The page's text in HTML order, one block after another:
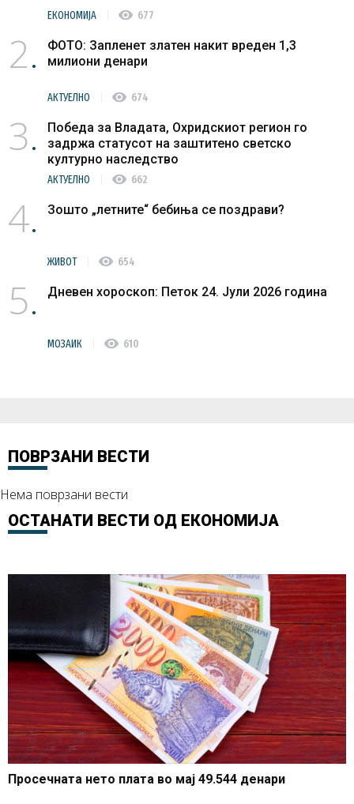
ЕКОНОМИЈА visibility 677
2
ФОТО: Запленет златен накит вреден 1,3
милиони денари
АКТУЕЛНО visibility 674
3
Победа за Владата, Охридскиот регион го
задржа статусот на заштитено светско
културно наследство
АКТУЕЛНО visibility 662
4 Зошто „летните“ бебиња се поздрави?
ЖИВОТ visibility 654
5 Дневен хороскоп: Петок 24. Јули 2026 година
МОЗАИК visibility 610
ПОВРЗАНИ ВЕСТИ
Нема поврзани вести
ОСТАНАТИ ВЕСТИ ОД ЕКОНОМИЈА
Просечната нето плата во мај 49.544 денари